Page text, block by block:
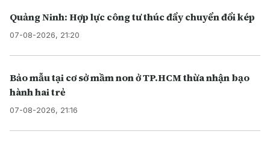
Quảng Ninh: Hợp lực công tư thúc đẩy chuyển đổi kép
07-08-2026, 21:20
Bảo mẫu tại cơ sở mầm non ở TP.HCM thừa nhận bạo
hành hai trẻ
07-08-2026, 21:16